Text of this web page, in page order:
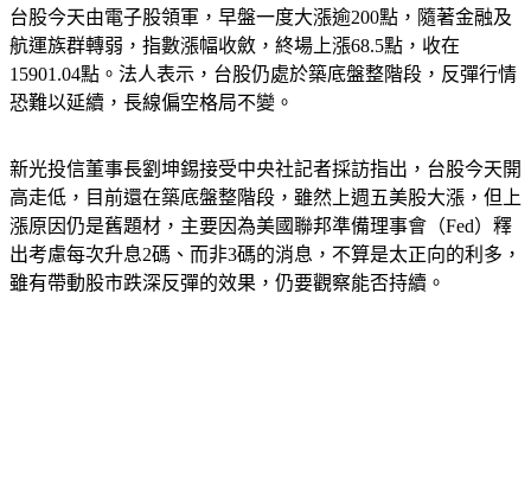
台股今天由電子股領軍，早盤一度大漲逾200點，隨著金融及
航運族群轉弱，指數漲幅收斂，終場上漲68.5點，收在
15901.04點。法人表示，台股仍處於築底盤整階段，反彈行情
恐難以延續，長線偏空格局不變。
新光投信董事長劉坤錫接受中央社記者採訪指出，台股今天開
高走低，目前還在築底盤整階段，雖然上週五美股大漲，但上
漲原因仍是舊題材，主要因為美國聯邦準備理事會（Fed）釋
出考慮每次升息2碼、而非3碼的消息，不算是太正向的利多，
雖有帶動股市跌深反彈的效果，仍要觀察能否持續。